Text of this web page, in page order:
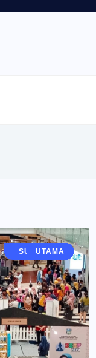
BERITA
EKONOMI
JAWA TIMUR
SURABAYA
UTAMA